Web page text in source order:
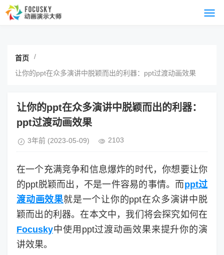
首页 /
让你的ppt在众多演讲中脱颖而出的利器：ppt过渡动画效果
让你的ppt在众多演讲中脱颖而出的利器：
ppt过渡动画效果
3年前 (2023-05-09) 2103
在一个充满竞争和信息爆炸的时代，你想要让你
的ppt脱颖而出，不是一件容易的事情。而ppt过
渡动画效果就是一个让你的ppt在众多演讲中脱
颖而出的利器。在本文中，我们将会探究如何在
Focusky中使用ppt过渡动画效果来提升你的演
讲效果。